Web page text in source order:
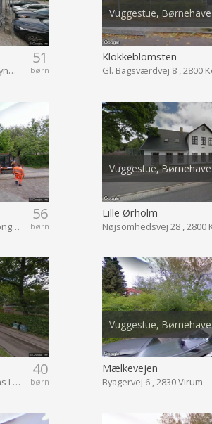
51
børn
Parallelvej 31 , 2800 Kongens Lyngby
Vuggestue, Børnehave
Klokkeblomsten
56
børn
Fuglsanggårds Allé 12 , 2800 Kongens Lyngby
Vuggestue, Børnehave
Lille Ørholm
40
børn
Lundtoftevej 70A, 2800 Kongens Lyngby
Vuggestue, Børnehave
Mælkevejen
Byagervej 6 , 2830 Virum